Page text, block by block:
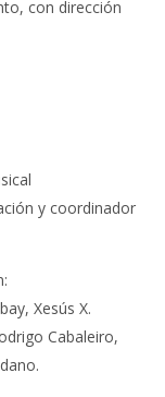
con dirección
y coordinador
Xesús X.
Cabaleiro,